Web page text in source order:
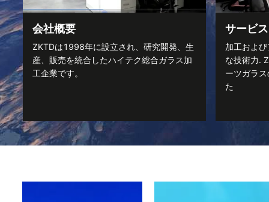
会社概要
ZKTDは1998年に設立され、研究開発、生
産、販売を統合したハイテク総合ガラス加
工企業です。
サービス
加工およ
な技術力.
ーツガラ
た